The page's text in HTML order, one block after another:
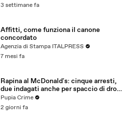
3 settimane fa
Affitti, come funziona il canone
concordato
Agenzia di Stampa ITALPRESS
7 mesi fa
Rapina al McDonald's: cinque arresti,
due indagati anche per spaccio di droga
(03.08.26)
Pupia Crime
2 giorni fa